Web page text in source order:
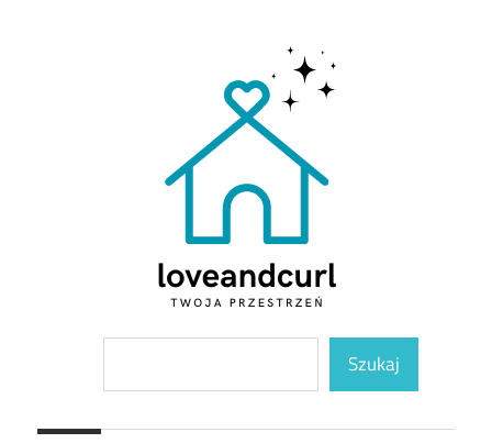
Loveandcurl Szukaj